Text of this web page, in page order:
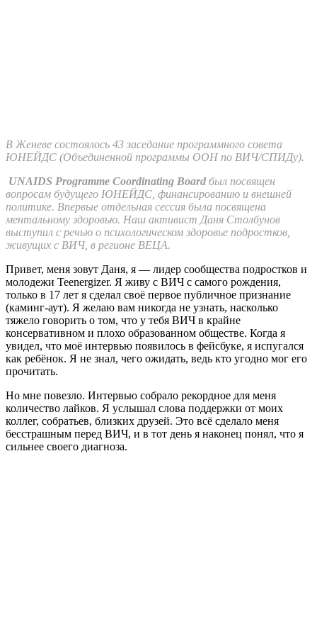
В Женеве состоялось 43 заседание программного совета
ЮНЕЙДС (Объединенной программы ООН по ВИЧ/СПИДу).
UNAIDS Programme Coordinating Board был посвящен
вопросам будущего ЮНЕЙДС, финансированию и внешней
политике. Впервые отдельная сессия была посвящена
ментальному здоровью. Наш активист Даня Столбунов
выступил с речью о психологическом здоровье подростков,
живущих с ВИЧ, в регионе ВЕЦА.
Привет, меня зовут Даня, я — лидер сообщества подростков и
молодежи Teenergizer. Я живу с ВИЧ с самого рождения,
только в 17 лет я сделал своё первое публичное признание
(каминг-аут). Я желаю вам никогда не узнать, насколько
тяжело говорить о том, что у тебя ВИЧ в крайне
консервативном и плохо образованном обществе. Когда я
увидел, что моё интервью появилось в фейсбуке, я испугался
как ребёнок. Я не знал, чего ожидать, ведь кто угодно мог его
прочитать.
Но мне повезло. Интервью собрало рекордное для меня
количество лайков. Я услышал слова поддержки от моих
коллег, собратьев, близких друзей. Это всё сделало меня
бесстрашным перед ВИЧ, и в тот день я наконец понял, что я
сильнее своего диагноза.